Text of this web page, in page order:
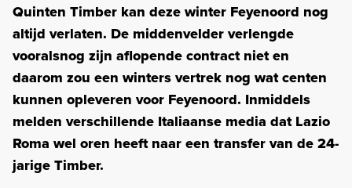
Quinten Timber kan deze winter Feyenoord nog
altijd verlaten. De middenvelder verlengde
vooralsnog zijn aflopende contract niet en
daarom zou een winters vertrek nog wat centen
kunnen opleveren voor Feyenoord. Inmiddels
melden verschillende Italiaanse media dat Lazio
Roma wel oren heeft naar een transfer van de 24-
jarige Timber.